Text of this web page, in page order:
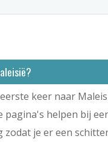
keer naar
pagina's helpen bij
zodat je er een